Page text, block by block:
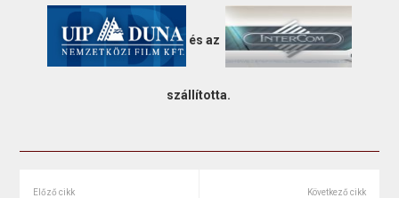
és az
szállította.
Előző cikk Következő cikk